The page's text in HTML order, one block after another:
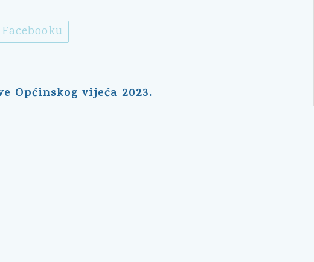
Općinskog vijeća 2023.